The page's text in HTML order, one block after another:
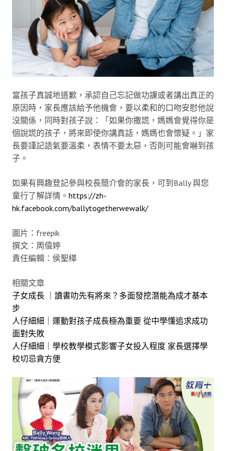
當孩子真誠地道歉，承認自己忘記做功課或者講出真正的
原因時，家長應該給予他機會，要以柔和的口吻安慰他說
沒關係，同時對孩子說：「如果你撒謊，媽媽會覺得你是
個說謊的孩子，將來即使你講真話，媽媽也會懷疑。」家
長要謹記語氣要溫柔，表情不要太惡，否則可能會嚇到孩
子。
如果有興趣登記參與校長簡介會的家長，可到Bally 與您
童行了解詳情。 https://zh-
hk.facebook.com/ballytogetherwewalk/
圖片：freepik
撰文：周僖婷
責任編輯：侯聖樺
相關文章
子女成長 ｜讀書叻先有將來？多面發挖潛能為成才基本
步
人仔細細｜運動對孩子成長極為重要 從中學懂追求成功
面對失敗
人仔細細｜學校教學模式影響子女投入程度 家長選擇學
校切忌貪方便